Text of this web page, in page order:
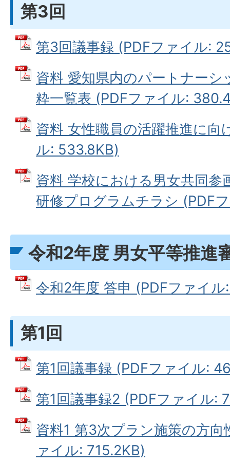
第3回
第3回議事録 (PDFファイル:
資料 愛知県内のパートナーシ
粋一覧表 (PDFファイル:
資料 女性職員の活躍推進に向
ル: 533.8KB)
資料 学校における男女共同参
研修プログラムチラシ (PDF
令和2年度 男女平等推進
令和2年度 答申 (PDFファイ
第1回
第1回議事録 (PDFファイル:
第1回議事録2 (PDFファイル:
資料1 第3次プラン施策の方向
ァイル: 715.2KB)